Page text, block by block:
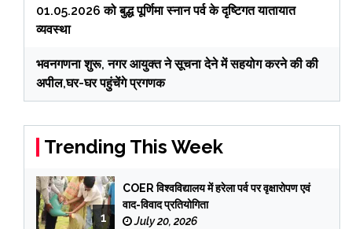
01.05.2026 को बुद्ध पूर्णिमा स्नान पर्व के दृष्टिगत यातायात
व्यवस्था
भवनगणना शुरू, नगर आयुक्त ने सूचना देने में सहयोग करने की की
अपील,घर-घर पहुंचेंगे प्रगणक
Trending This Week
1
COER विश्वविद्यालय में हरेला पर्व पर वृक्षारोपण एवं
वाद-विवाद प्रतियोगिता
July 20, 2026